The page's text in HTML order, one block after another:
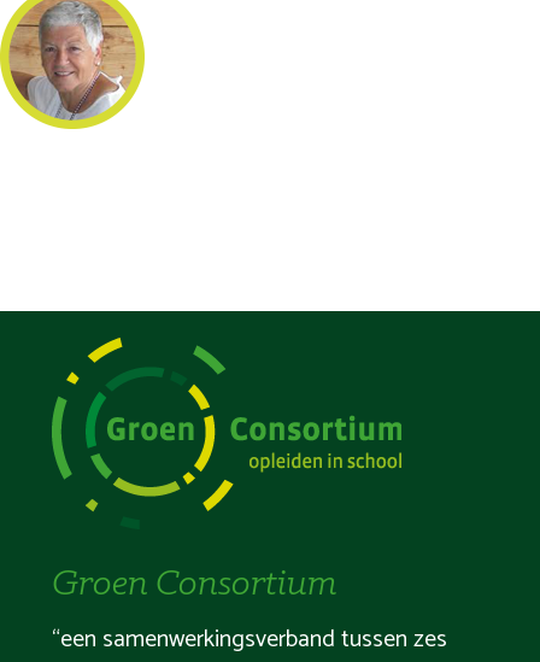
Groen Consortium
“een samenwerkingsverband tussen zes